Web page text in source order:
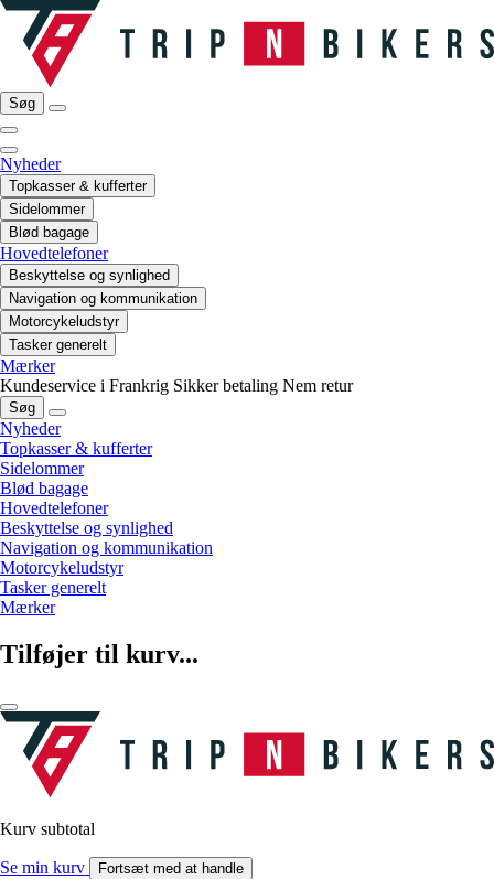
Søg
Nyheder
Topkasser & kufferter
Sidelommer
Blød bagage
Hovedtelefoner
Beskyttelse og synlighed
Navigation og kommunikation
Motorcykeludstyr
Tasker generelt
Mærker
Kundeservice i Frankrig Sikker betaling Nem retur
Søg
Nyheder
Topkasser & kufferter
Sidelommer
Blød bagage
Hovedtelefoner
Beskyttelse og synlighed
Navigation og kommunikation
Motorcykeludstyr
Tasker generelt
Mærker
Tilføjer til kurv...
Kurv subtotal
Se min kurv Fortsæt med at handle